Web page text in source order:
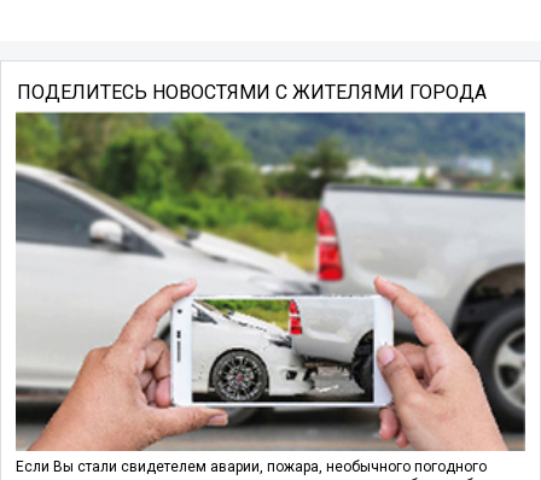
ПОДЕЛИТЕСЬ НОВОСТЯМИ С ЖИТЕЛЯМИ ГОРОДА
Если Вы стали свидетелем аварии, пожара, необычного погодного